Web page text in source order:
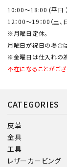
10:00～18:00 (平日 ）
12：00～19：00（土、
※月曜日定休。
月曜日が祝日の場合
※金曜日は仕入れの
不在になることがご
CATEGORIES
皮革
金具
工具
レザーカービング